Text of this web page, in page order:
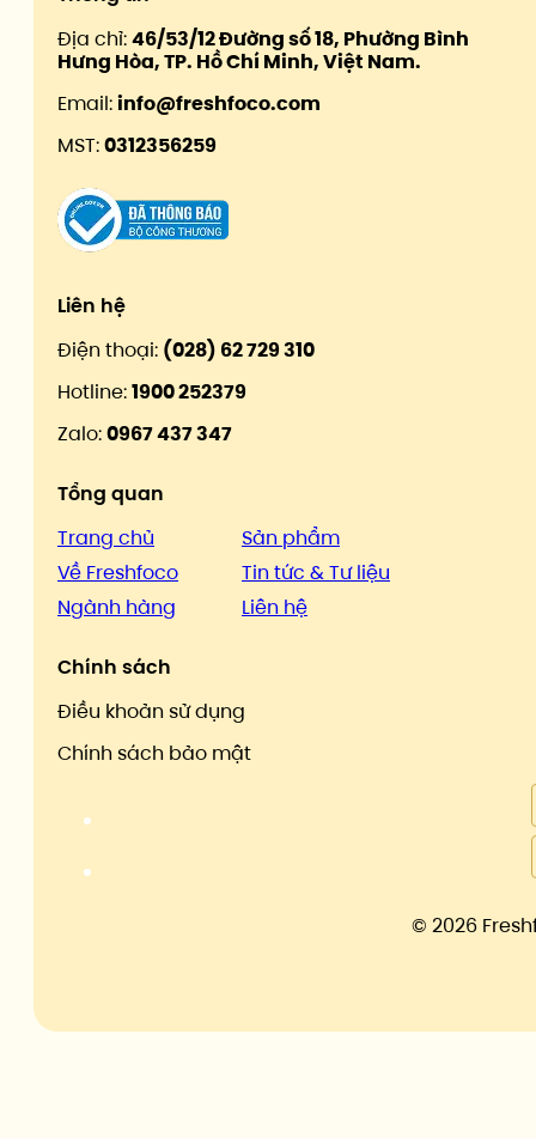
Địa chỉ:46/53/12 Đường số 18, Phường Bình
Hưng Hòa, TP. Hồ Chí Minh, Việt Nam.
Email:info@freshfoco.com
MST:0312356259
Liên hệ
Điện thoại: (028) 62 729 310
Hotline:1900 252379
Zalo:0967 437 347
Tổng quan
Trang chủ
Về Freshfoco
Ngành hàng
Sản phẩm
Tin tức & Tư liệu
Liên hệ
Chính sách
Điều khoản sử dụng
Chính sách bảo mật
© 2026